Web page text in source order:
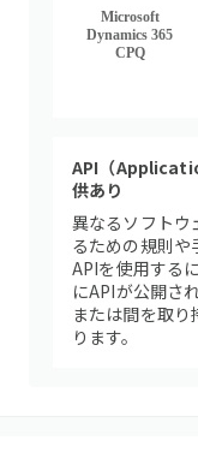
Microsoft
Dynamics 365
CPQ
API（
供あり
異なるソフトウ
るための規則や
APIを使用する
にAPIが公開さ
または間を取
ります。